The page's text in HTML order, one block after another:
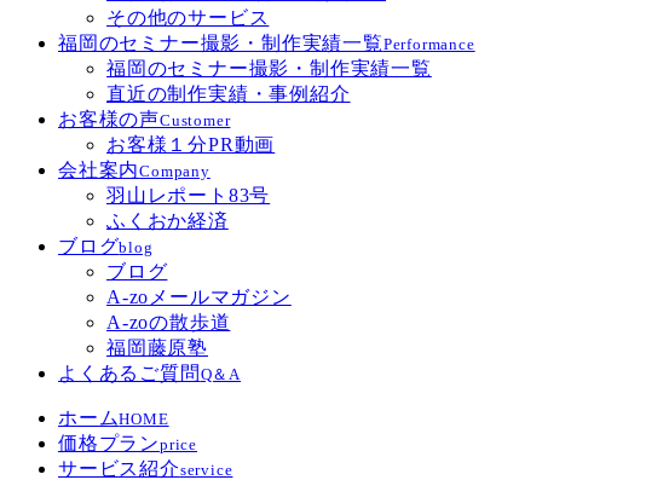
その他のサービス
福岡のセミナー撮影・制作実績一覧Performance
福岡のセミナー撮影・制作実績一覧
直近の制作実績・事例紹介
お客様の声Customer
お客様１分PR動画
会社案内Company
羽山レポート83号
ふくおか経済
ブログblog
ブログ
A-zoメールマガジン
A-zoの散歩道
福岡藤原塾
よくあるご質問 Q＆A
ホームHOME
価格プランprice
サービス紹介service